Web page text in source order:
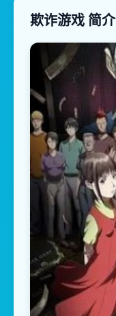
欺诈游戏 简介